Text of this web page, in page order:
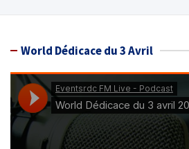
World Dédicace du 3 Avril